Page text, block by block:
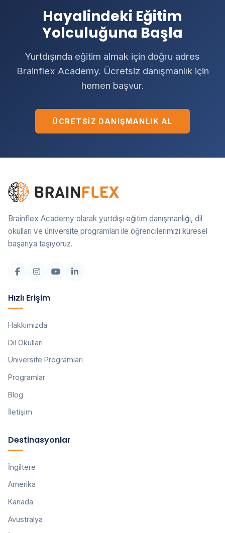
Hayalindeki Eğitim
Yolculuğuna Başla
Yurtdışında eğitim almak için doğru adres
Brainflex Academy. Ücretsiz danışmanlık için
hemen başvur.
ÜCRETSIZ DANIŞMANLIK AL
Brainflex Academy olarak yurtdışı eğitim danışmanlığı, dil
okulları ve üniversite programları ile öğrencilerimizi küresel
başarıya taşıyoruz.
Hızlı Erişim
Hakkımızda
Dil Okulları
Üniversite Programları
Programlar
Blog
İletişim
Destinasyonlar
İngiltere
Amerika
Kanada
Avustralya